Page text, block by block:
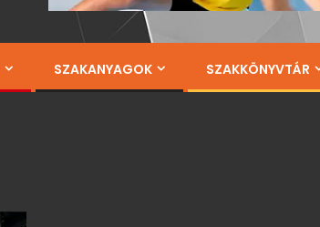
SZAKANYAGOK SZAKKÖNYVTÁR